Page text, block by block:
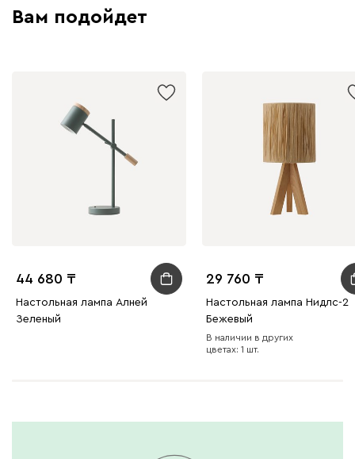
Вам подойдет
44 680
Настольная лампа Алней
Зеленый
29 760
Настольная лампа Нидлс-2
Бежевый
В наличии в других
цветах: 1 шт.